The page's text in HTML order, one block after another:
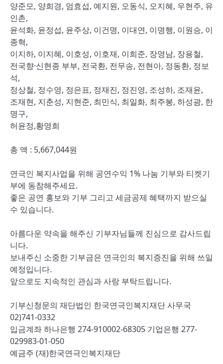
양준모, 양희경, 엄효섭, 예지원, 오동식, 오지혜, 우현주, 유
인촌,
윤석화, 윤정섭, 윤주상, 이건명, 이대연, 이명행, 이원승, 이
종혁,
이지하, 이지혜, 이호성, 이호재, 이희준, 장영남, 장용철,
전국향·신현종 부부, 전국환, 전무송, 전현아, 정동환, 정보
석,
정상철, 정수영, 정은표, 정재진, 정진영, 조성하, 조재윤,
조재현, 지춘성, 지현준, 최민식, 최일화, 최주봉, 하성광, 한
명구,
허윤정,황영희
총 액 : 5,667,044원
연극인 복지사업을 위해 공연수익 1% 나눔 기부와 티켓기
부에 동참해주세요.
좋은 공연 홍보와 기부 그리고 세금공제 혜택까지 받으실
수 있습니다.
아름다운 약속을 해주신 기부자님들께 진심으로 감사드립
니다.
보내주신 소중한 기부금은 연극인의 복지증진을 위해 쓰일
예정입니다.
앞으로도 지속적인 관심과 사랑 부탁드립니다.
기부신청문의 재단법인 한국연극인복지재단 사무국
02)741-0332
입금계좌 하나은행 274-910002-68305 기업은행 277-
029983-01-050
예금주 (재)한국연극인복지재단